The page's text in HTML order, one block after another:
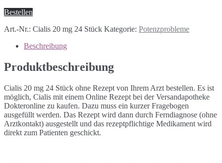
Bestellen
Art.-Nr.: Cialis 20 mg 24 Stück Kategorie: Potenzprobleme
Beschreibung
Produktbeschreibung
Cialis 20 mg 24 Stück ohne Rezept von Ihrem Arzt bestellen. Es ist
möglich, Cialis mit einem Online Rezept bei der Versandapotheke
Dokteronline zu kaufen. Dazu muss ein kurzer Fragebogen
ausgefüllt werden. Das Rezept wird dann durch Ferndiagnose (ohne
Arztkontakt) ausgestellt und das rezeptpflichtige Medikament wird
direkt zum Patienten geschickt.